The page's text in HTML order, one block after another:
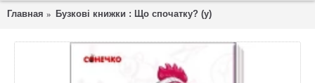
Главная Бузкові книжки : Що спочатку? (у)